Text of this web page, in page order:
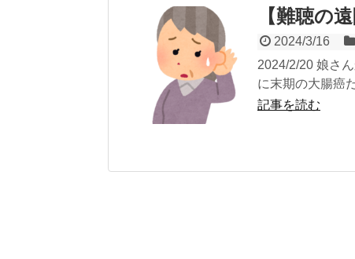
【難聴の
2024/3/16
2024/2/20 娘さ
に末期の大腸癌
記事を読む